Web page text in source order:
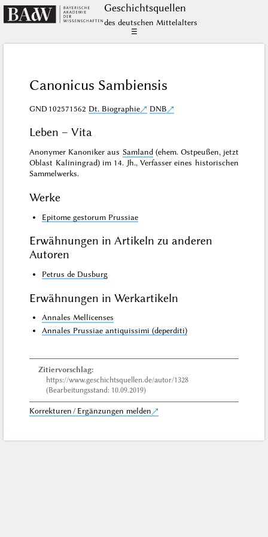
Geschichts­quellen
des deutschen Mittelalters
☰
Canonicus Sambiensis
GND102571562 Dt. Biographie DNB
Leben – Vita
Anonymer Kanoniker aus Samland(ehem. Ostpeußen, jetzt
Oblast Kaliningrad) im 14. Jh., Verfasser eines historischen
Sammelwerks.
Werke
Epitome gestorum Prussiae
Erwähnungen in Artikeln zu anderen
Autoren
Petrus de Dusburg
Erwähnungen in Werkartikeln
Annales Mellicenses
Annales Prussiae antiquissimi (deperditi)
Zitiervorschlag:
https://www.geschichtsquellen.de/autor/1328
(Bearbeitungsstand: 10.09.2019)
Korrekturen / Ergänzungen melden